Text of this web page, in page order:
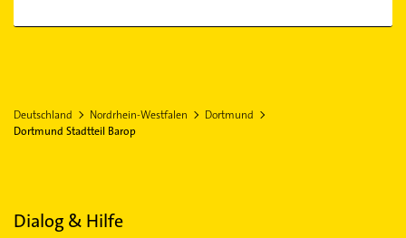
Deutschland Nordrhein-Westfalen
Dortmund
Dortmund Stadtteil Barop
Dialog & Hilfe